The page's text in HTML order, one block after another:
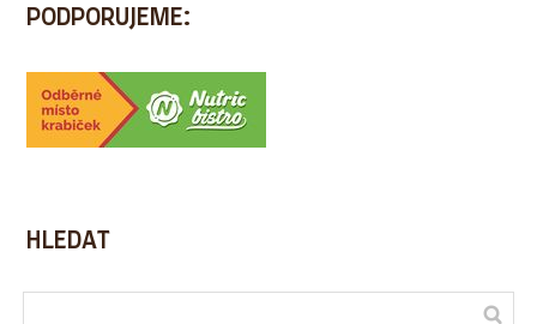
PODPORUJEME:
HLEDAT